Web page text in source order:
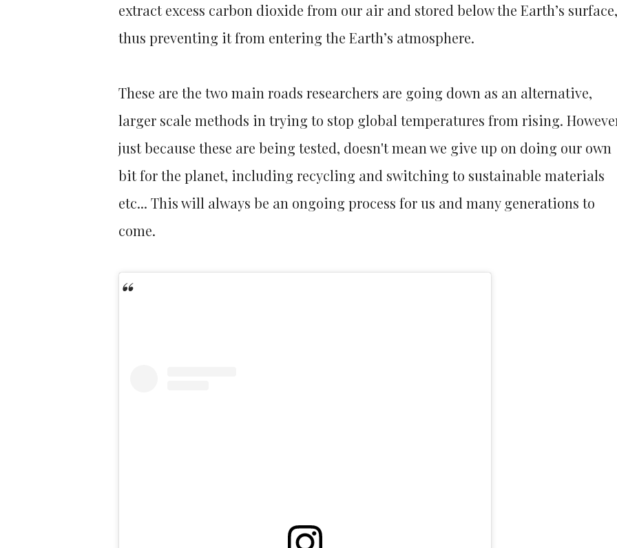
extract excess carbon dioxide from our air and stored below the Earth’s surface,
thus preventing it from entering the Earth’s atmosphere.
These are the two main roads researchers are going down as an alternative,
larger scale methods in trying to stop global temperatures from rising.
just because these are being tested, doesn't mean we give up on doing our own
bit for the planet, including recycling and switching to sustainable materials
etc... This will always be an ongoing process for us and many generations to
come.